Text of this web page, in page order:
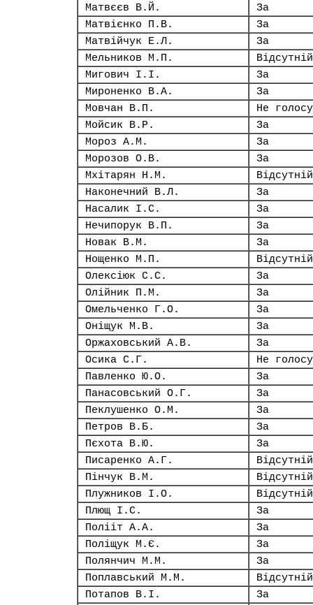
Матвєєв В.Й.
За
Матвієнко П.В.
За
Матвійчук Е.Л.
За
Мельников М.П.
Відсутній
Мигович І.І.
За
Мироненко В.А.
За
Мовчан В.П.
Не
Мойсик В.Р.
За
Мороз А.М.
За
Морозов О.В.
За
Мхітарян Н.М.
Відсутній
Наконечний В.Л.
За
Насалик І.С.
За
Нечипорук В.П.
За
Новак В.М.
За
Нощенко М.П.
Відсутній
Олексіюк С.С.
За
Олійник П.М.
За
Омельченко Г.О.
За
Оніщук М.В.
За
Оржаховський А.В.
За
Осика С.Г.
Не
Павленко Ю.О.
За
Панасовський О.Г.
За
Пеклушенко О.М.
За
Петров В.Б.
За
Пєхота В.Ю.
За
Писаренко А.Г.
Відсутній
Пінчук В.М.
Відсутній
Плужников І.О.
Відсутній
Плющ І.С.
За
Полііт А.А.
За
Поліщук М.Є.
За
Полянчич М.М.
За
Поплавський М.М.
Відсутній
Потапов В.І.
За